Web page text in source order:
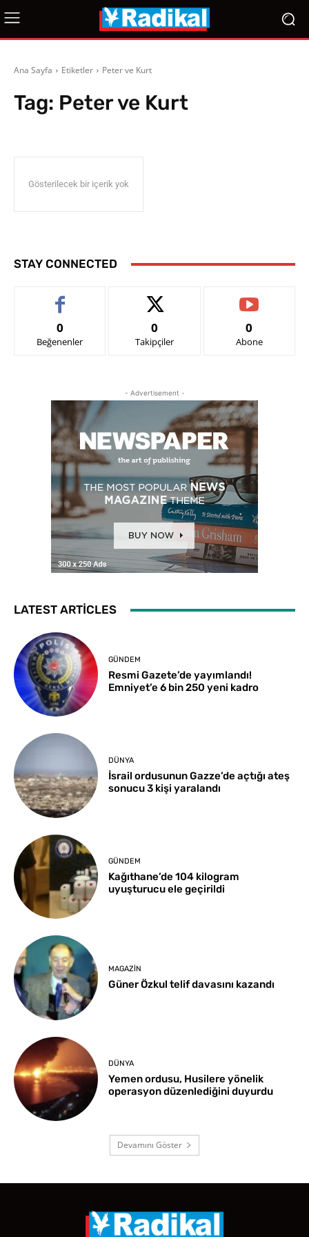
Ana Sayfa Etiketler Peter ve Kurt
Tag: Peter ve Kurt
Gösterilecek bir içerik yok
STAY CONNECTED
0
Beğenenler
0
Takipçiler
0
Abone
- Advertisement -
LATEST ARTICLES
GÜNDEM
Resmi Gazete’de yayımlandı!
Emniyet’e 6 bin 250 yeni kadro
DÜNYA
İsrail ordusunun Gazze’de açtığı ateş
sonucu 3 kişi yaralandı
GÜNDEM
Kağıthane’de 104 kilogram
uyuşturucu ele geçirildi
MAGAZIN
Güner Özkul telif davasını kazandı
DÜNYA
Yemen ordusu, Husilere yönelik
operasyon düzenlediğini duyurdu
Devamını Göster